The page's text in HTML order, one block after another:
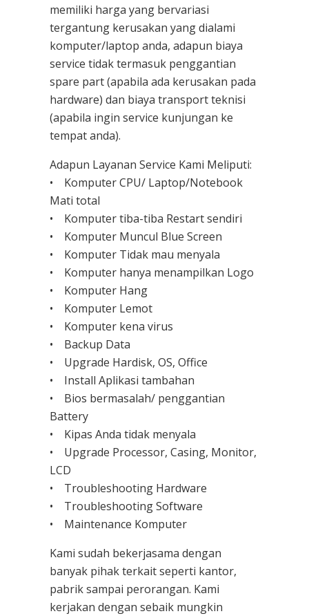
memiliki harga yang bervariasi
tergantung kerusakan yang dialami
komputer/laptop anda, adapun biaya
service tidak termasuk penggantian
spare part (apabila ada kerusakan pada
hardware) dan biaya transport teknisi
(apabila ingin service kunjungan ke
tempat anda).
Adapun Layanan Service Kami Meliputi:
• Komputer CPU/ Laptop/Notebook
Mati total
• Komputer tiba-tiba Restart sendiri
• Komputer Muncul Blue Screen
• Komputer Tidak mau menyala
• Komputer hanya menampilkan Logo
• Komputer Hang
• Komputer Lemot
• Komputer kena virus
• Backup Data
• Upgrade Hardisk, OS, Office
• Install Aplikasi tambahan
• Bios bermasalah/ penggantian
Battery
• Kipas Anda tidak menyala
• Upgrade Processor, Casing, Monitor,
LCD
• Troubleshooting Hardware
• Troubleshooting Software
• Maintenance Komputer
Kami sudah bekerjasama dengan
banyak pihak terkait seperti kantor,
pabrik sampai perorangan. Kami
kerjakan dengan sebaik mungkin